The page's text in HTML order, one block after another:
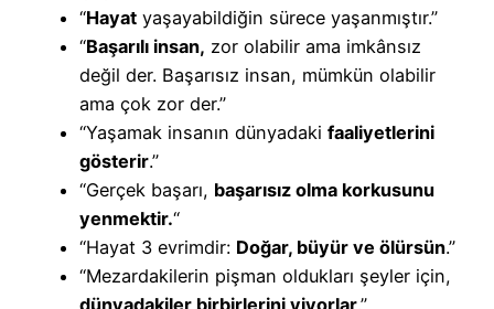
“Hayat yaşayabildiğin sürece yaşanmıştır.”
“Başarılı insan, zor olabilir ama imkânsız
değil der. Başarısız insan, mümkün olabilir
ama çok zor der.”
“Yaşamak insanın dünyadaki faaliyetlerini
gösterir.”
“Gerçek başarı, başarısız olma korkusunu
yenmektir.“
“Hayat 3 evrimdir: Doğar, büyür ve ölürsün.”
“Mezardakilerin pişman oldukları şeyler için,